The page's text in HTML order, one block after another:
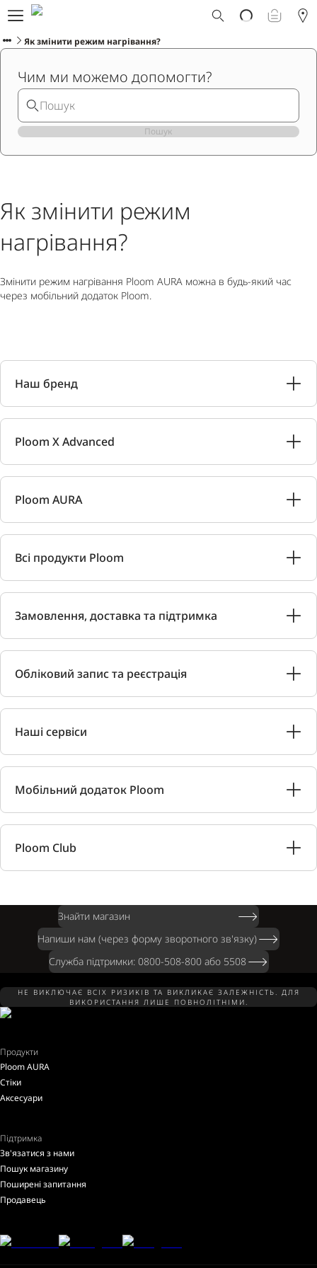
Що таке Ploom AURA?
Каталог
Програма Смарт Апгрейд
Служба підтримки Ploom
Прокат пристрою Ploom AURA
Фірмові магазини
Як змінити режим нагрівання?
Чим ми можемо допомогти?
Пошук
Як змінити режим
нагрівання?
Змінити режим нагрівання Ploom AURA можна в будь-який час
через мобільний додаток Ploom.
Наш бренд
Ploom X Advanced
Ploom AURA
Всі продукти Ploom
Замовлення, доставка та підтримка
Обліковий запис та реєстрація
Наші сервіси
Мобільний додаток Ploom
Ploom Club
Знайти магазин
Напиши нам (через форму зворотного зв'язку)
Служба підтримки: 0800-508-800 або 5508
НЕ ВИКЛЮЧАЄ ВСІХ РИЗИКІВ ТА ВИКЛИКАЄ ЗАЛЕЖНІСТЬ. ДЛЯ
ВИКОРИСТАННЯ ЛИШЕ ПОВНОЛІТНІМИ.
Продукти
Ploom AURA
Стіки
Аксесуари
Підтримка
Зв'язатися з нами
Пошук магазину
Поширені запитання
Продавець